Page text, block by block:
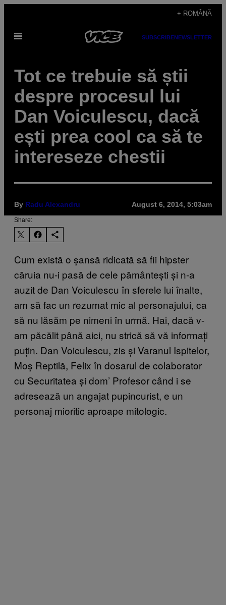
content
+ ROMÂNĂ
Open
SUBSCRIBENEWSLETTER
Tot ce trebuie să știi
despre procesul lui
Dan Voiculescu, dacă
ești prea cool ca să te
intereseze chestii
By Radu Alexandru August 6, 2014, 5:03am
Share:
Cum există o șansă ridicată să fii hipster
căruia nu-i pasă de cele pământești și n-a
auzit de Dan Voiculescu în sferele lui înalte,
am să fac un rezumat mic al personajului, ca
să nu lăsăm pe nimeni în urmă. Hai, dacă v-
am păcălit până aici, nu strică să vă informați
puțin. Dan Voiculescu, zis și Varanul Ispitelor,
Moș Reptilă, Felix în dosarul de colaborator
cu Securitatea și dom’ Profesor când i se
adresează un angajat pupincurist, e un
personaj mioritic aproape mitologic.